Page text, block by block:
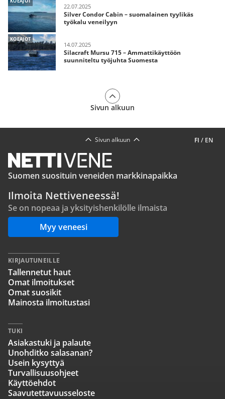
22.07.2025
Silver Condor Cabin – suomalainen tyylikäs
työkalu veneilyyn
KOEAJOT
14.07.2025
Silacraft Mursu 715 – Ammattikäyttöön
suunniteltu työjuhta Suomesta
Sivun alkuun
FI / EN
Sivun alkuun
Suomen suosituin veneiden markkinapaikka
Ilmoita Nettiveneessä!
Se on nopeaa ja yksityishenkilölle ilmaista
Myy veneesi
KIRJAUTUNEILLE
Tallennetut haut
Omat ilmoitukset
Omat suosikit
Mainosta ilmoitustasi
TUKI
Asiakastuki ja palaute
Unohditko salasanan?
Usein kysyttyä
Turvallisuusohjeet
Käyttöehdot
Saavutettavuusseloste